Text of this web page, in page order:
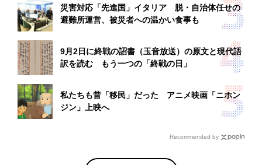
災害対応「先進国」イタリア 脱・自治体任せの
避難所運営、被災者への温かい食事も
9月2日に終戦の詔書（玉音放送）の原文と現代語
訳を読む もう一つの「終戦の日」
私たちも昔「移民」だった アニメ映画「ニホン
ジン」上映へ
Recommended by